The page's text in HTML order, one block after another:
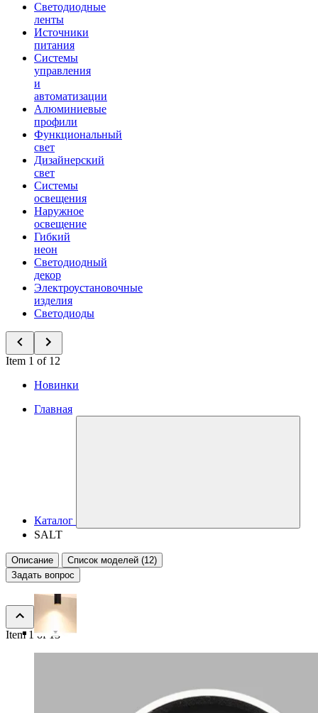
Светодиодные
ленты
Источники
питания
Системы
управления
и
автоматизации
Алюминиевые
профили
Функциональный
свет
Дизайнерский
свет
Системы
освещения
Наружное
освещение
Гибкий
неон
Светодиодный
декор
Электроустановочные
изделия
Светодиоды
Item 1 of 12
Новинки
Главная
Каталог
SALT
Описание
Список моделей (12)
Задать вопрос
Item 1 of 13